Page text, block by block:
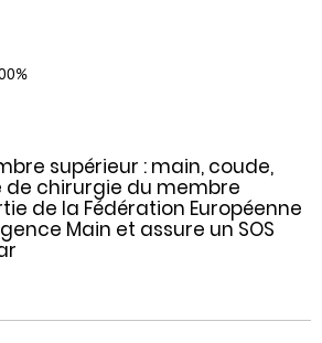
supérieur : main, coude,
de chirurgie du membre
de la Fédération Européenne
Main et assure un SOS